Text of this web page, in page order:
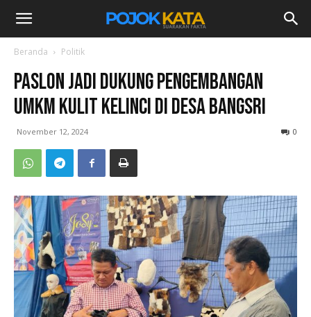
Beranda Politik
Paslon JADI Dukung Pengembangan
UMKM Kulit Kelinci di Desa Bangsri
November 12, 2024 0